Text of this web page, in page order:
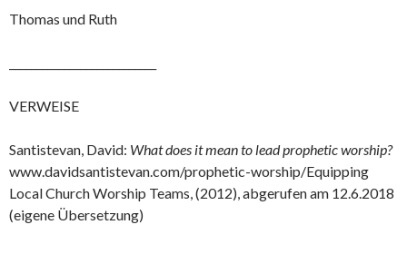
Thomas und Ruth
VERWEISE
Santistevan, David: What does it mean to lead prophetic worship?
www.davidsantistevan.com/prophetic-worship/Equipping
Local Church Worship Teams, (2012), abgerufen am 12.6.2018
(eigene Übersetzung)